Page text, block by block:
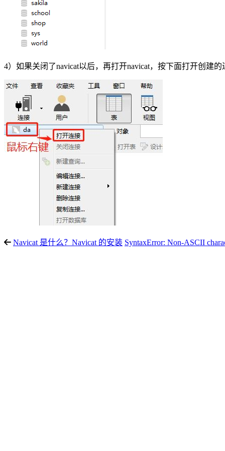
4）如果关闭了navicat以后，再打开navicat，按下面打开创建
Navicat 是什么？Navicat 的安装 SyntaxError: Non-ASCII